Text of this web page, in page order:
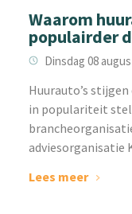
Waarom
populairder
Dinsdag 08
‌Huurauto’s
in populariteit
adviesorganisatie
Lees meer